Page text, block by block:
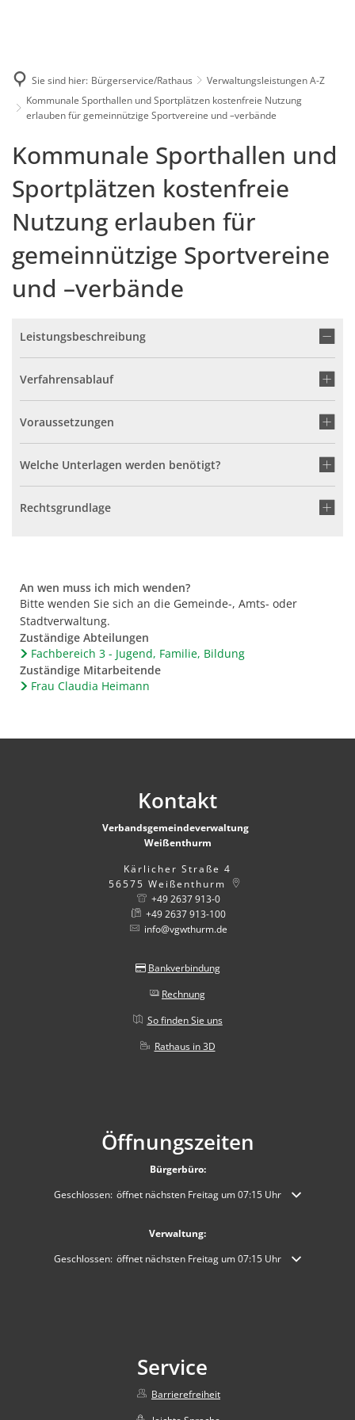
Sie sind hier: Bürgerservice/Rathaus
Verwaltungsleistungen A-Z
Kommunale Sporthallen und Sportplätzen kostenfreie Nutzung
erlauben für gemeinnützige Sportvereine und –verbände
Kommunale Sporthallen und
Sportplätzen kostenfreie
Nutzung erlauben für
gemeinnützige Sportvereine
und –verbände
Leistungsbeschreibung
Verfahrensablauf
Voraussetzungen
Welche Unterlagen werden benötigt?
Rechtsgrundlage
An wen muss ich mich wenden?
Bitte wenden Sie sich an die Gemeinde-, Amts- oder
Stadtverwaltung.
Zuständige Abteilungen
Fachbereich 3 - Jugend, Familie, Bildung
Zuständige Mitarbeitende
Frau Claudia Heimann
Kontakt
Verbandsgemeindeverwaltung
Weißenthurm
Kärlicher Straße 4
56575 Weißenthurm
+49 2637 913-0
+49 2637 913-100
info@vgwthurm.de
Bankverbindung
Rechnung
So finden Sie uns
Rathaus in 3D
Öffnungszeiten
Bürgerbüro:
Klicken, um weitere Öffnungs- oder Schließzeiten auszublenden
Geschlossen: öffnet nächsten Freitag um 07:15 Uhr
Verwaltung:
Klicken, um weitere Öffnungs- oder Schließzeiten auszublenden
Geschlossen: öffnet nächsten Freitag um 07:15 Uhr
Service
Barrierefreiheit